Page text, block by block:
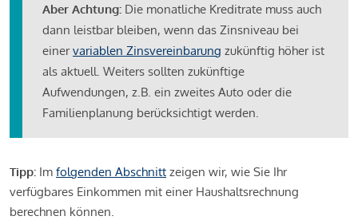
Aber Achtung: Die monatliche Kreditrate muss auch
dann leistbar bleiben, wenn das Zinsniveau bei
einervariablen Zinsvereinbarung zukünftig höher ist
als aktuell. Weiters sollten zukünftige
Aufwendungen, z.B. ein zweites Auto oder die
Familienplanung berücksichtigt werden.
Tipp: Im folgenden Abschnitt zeigen wir, wie Sie Ihr
verfügbares Einkommen mit einer Haushaltsrechnung
berechnen können.